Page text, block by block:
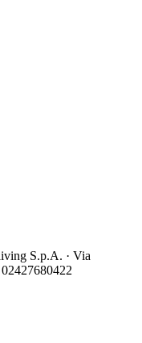
S.p.A. · Via